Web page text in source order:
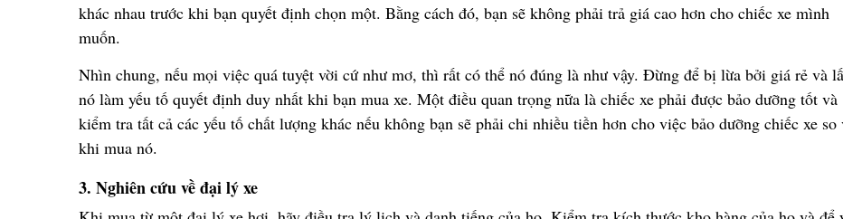
khác nhau trước khi bạn quyết định chọn một. Bằng cách đó, bạn sẽ không phải trả giá cao hơn cho chiếc xe mình
muốn.
Nhìn chung, nếu mọi việc quá tuyệt vời cứnhưmơ, thì rất có thể nó đúng là nhưvậy. Đừng để bị lừa bởi giá rẻ và lấ
nó làm yếu tố quyết định duy nhất khi bạn mua xe. Một điều quan trọng nữa là chiếc xe phải được bảo dưỡng tốt và
kiểm tra tất cả các yếu tố chất lượng khác nếu không bạn sẽ phải chi nhiều tiền hơn cho việc bảo dưỡng chiếc xe so
khi mua nó.
3. Nghiên cứu vềđại lý xe